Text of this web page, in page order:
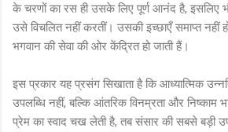
के चरणों का रस ही उसके लिए पूर्ण आनंद है, इसलिए
उसे विचलित नहीं करतीं। उसकी इच्छाएँ समाप्त नहीं
भगवान की सेवा की ओर केंद्रित हो जाती हैं।
इस प्रकार यह प्रसंग सिखाता है कि आध्यात्मिक
उपलब्धि नहीं, बल्कि आंतरिक विनम्रता और निष्काम
प्रेम का स्वाद चख लेती है, तब संसार की सबसे बड़ी